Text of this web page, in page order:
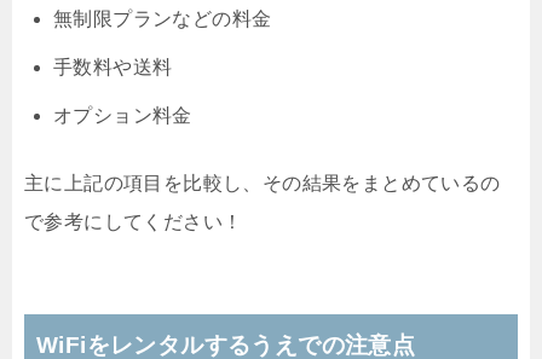
無制限プランなどの料金
手数料や送料
オプション料金
主に上記の項目を比較し、その結果をまとめているの
で参考にしてください！
WiFiをレンタルするうえでの注意点